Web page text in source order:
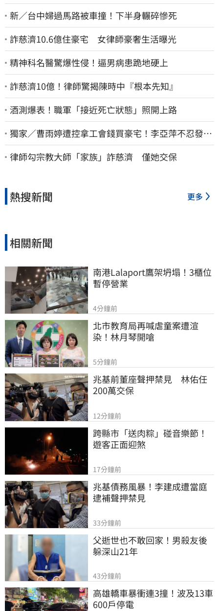
新／台中婦過馬路被車撞！下半身輾碎慘死
詐慈濟10.6億住豪宅 女律師豪奢生活曝光
精神科名醫驚爆性侵！逼男病患跪地硬上
詐慈濟10億！律師驚揭陳時中『根本先知』
酒測爆表！職軍「接近死亡狀態」照開上路
獨家／曹雨婷遭控拿工會錢買豪宅！李亞萍不忍發
聲：余天管工會都貼錢
律師勾宗教大師「家族」詐慈濟 僅她交保
熱搜新聞 更多
相關新聞
南港Lalaport鷹架坍塌！3櫃位
暫停營業
4分鐘前
北市教育局再喊虐童案遭渲
染！林月琴開嗆
5分鐘前
兆基前董座聲押禁見　林佑任
200萬交保
12分鐘前
跨縣市「送肉粽」碰音樂節！
遊客正面迎煞
17分鐘前
兆基債務風暴！李建成遭當庭
逮補聲押禁見
33分鐘前
父逝世也不敢回家！男殺友後
躲深山21年
43分鐘前
高雄轎車暴衝連3撞！波及13車
600戶停電